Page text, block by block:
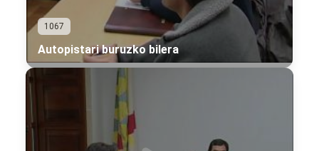
1067
Autopistari buruzko bilera